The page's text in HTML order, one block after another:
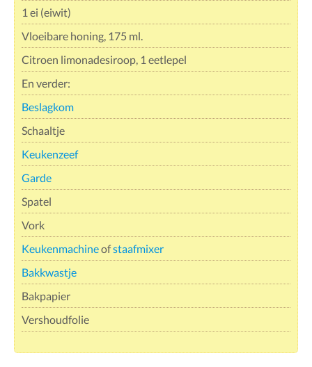
1 ei (eiwit)
Vloeibare honing, 175 ml.
Citroen limonadesiroop, 1 eetlepel
En verder:
Beslagkom
Schaaltje
Keukenzeef
Garde
Spatel
Vork
Keukenmachineofstaafmixer
Bakkwastje
Bakpapier
Vershoudfolie